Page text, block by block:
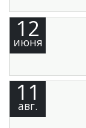
12
июня
11
авг.